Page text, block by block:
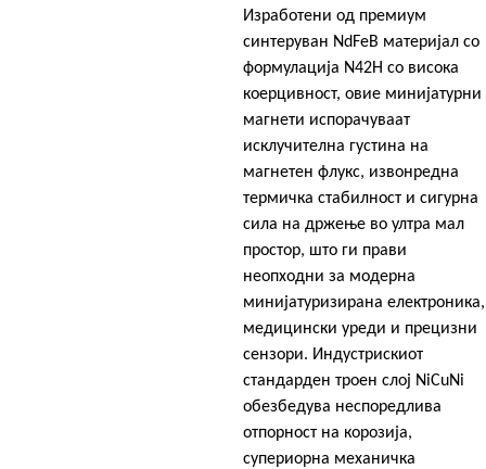
Изработени од премиум
синтеруван NdFeB материјал со
формулација N42H со висока
коерцивност, овие минијатурни
магнети испорачуваат
исклучителна густина на
магнетен флукс, извонредна
термичка стабилност и сигурна
сила на држење во ултра мал
простор, што ги прави
неопходни за модерна
минијатуризирана електроника,
медицински уреди и прецизни
сензори. Индустрискиот
стандарден троен слој NiCuNi
обезбедува неспоредлива
отпорност на корозија,
супериорна механичка